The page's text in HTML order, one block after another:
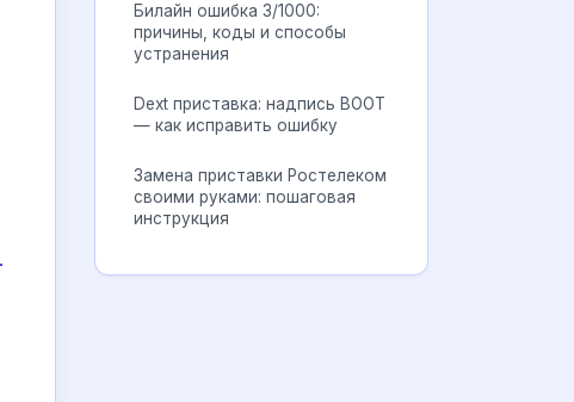
Билайн ошибка 3/1000:
причины, коды и способы
устранения
Dext приставка: надпись BOOT
— как исправить ошибку
Замена приставки Ростелеком
своими руками: пошаговая
инструкция